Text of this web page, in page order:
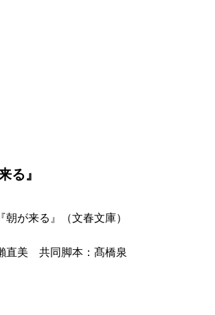
る』
朝が来る』（文春文庫）
直美 共同脚本：髙橋泉